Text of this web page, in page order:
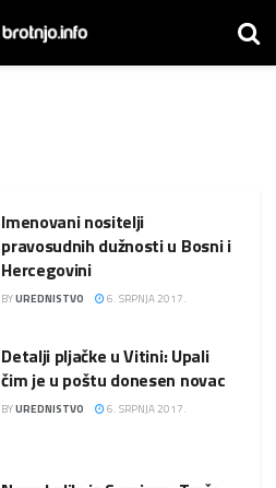
Imenovani nositelji
pravosudnih dužnosti u Bosni i
Hercegovini
BYUREDNISTVO 6. SRPNJA 2017.
Detalji pljačke u Vitini: Upali
čim je u poštu donesen novac
BYUREDNISTVO 6. SRPNJA 2017.